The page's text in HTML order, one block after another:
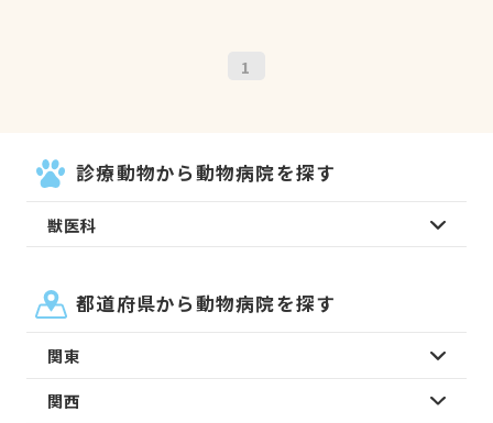
1
診療動物から動物病院を探す
獣医科
都道府県から動物病院を探す
関東
関西